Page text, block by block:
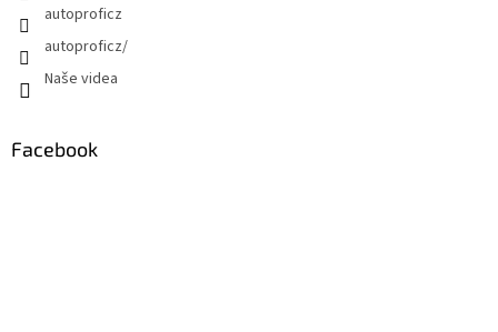
autoproficz
autoproficz/
Naše videa
Facebook